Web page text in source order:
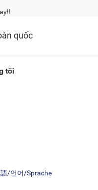
quốc
tôi
/언어/Sprache